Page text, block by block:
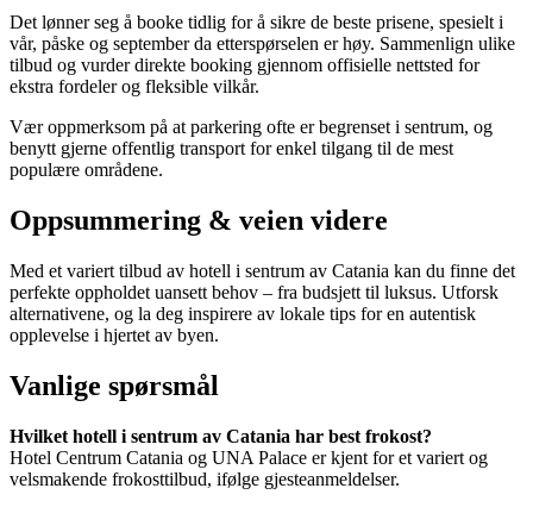
Det lønner seg å booke tidlig for å sikre de beste prisene, spesielt i
vår, påske og september da etterspørselen er høy. Sammenlign ulike
tilbud og vurder direkte booking gjennom offisielle nettsted for
ekstra fordeler og fleksible vilkår.
Vær oppmerksom på at parkering ofte er begrenset i sentrum, og
benytt gjerne offentlig transport for enkel tilgang til de mest
populære områdene.
Oppsummering & veien videre
Med et variert tilbud av hotell i sentrum av Catania kan du finne det
perfekte oppholdet uansett behov – fra budsjett til luksus. Utforsk
alternativene, og la deg inspirere av lokale tips for en autentisk
opplevelse i hjertet av byen.
Vanlige spørsmål
Hvilket hotell i sentrum av Catania har best frokost?
Hotel Centrum Catania og UNA Palace er kjent for et variert og
velsmakende frokosttilbud, ifølge gjesteanmeldelser.